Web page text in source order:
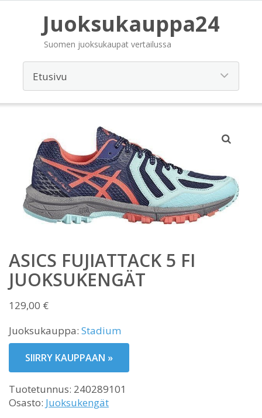
Juoksukauppa24
Suomen juoksukaupat vertailussa
ASICS FUJIATTACK 5 FI
JUOKSUKENGÄT
129,00 €
Juoksukauppa: Stadium
SIIRRY KAUPPAAN »
Tuotetunnus: 240289101
Osasto: Juoksukengät